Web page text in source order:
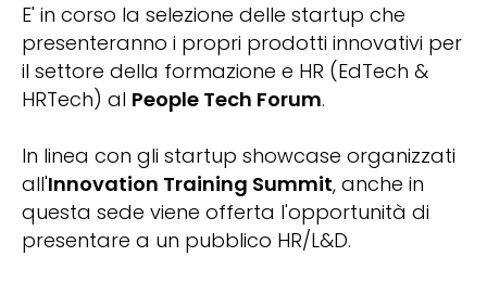
E' in corso la selezione delle startup che
presenteranno i propri prodotti innovativi per
il settore della formazione e HR (EdTech &
HRTech) al People Tech Forum.
In linea con gli startup showcase organizzati
all'Innovation Training Summit, anche in
questa sede viene offerta l'opportunità di
presentare a un pubblico HR/L&D.